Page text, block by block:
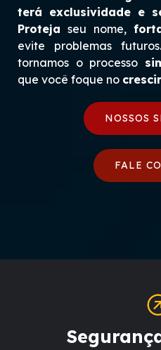
terá exclusividade e
Proteja seu nome,
evite problemas
tornamos o processo
que você foque no
NOSSOS
FALE